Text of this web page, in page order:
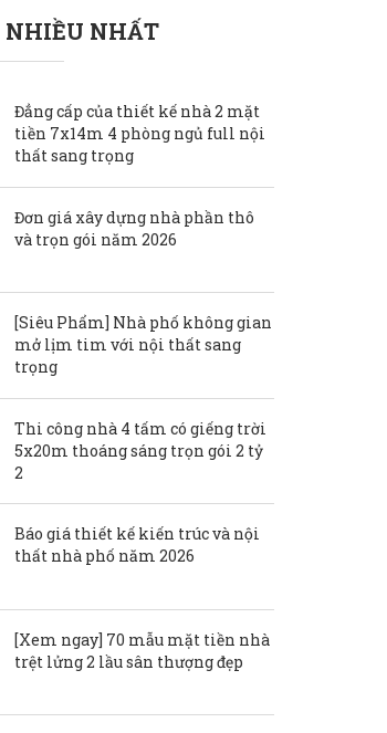
NHẤT
Đẳng cấp của thiết kế nhà 2 mặt
tiền 7x14m 4 phòng ngủ full nội
thất sang trọng
Đơn giá xây dựng nhà phần thô
và trọn gói năm 2026
[Siêu Phẩm] Nhà phố không gian
mở lịm tim với nội thất sang
trọng
Thi công nhà 4 tấm có giếng trời
5x20m thoáng sáng trọn gói 2 tỷ
2
Báo giá thiết kế kiến trúc và nội
thất nhà phố năm 2026
[Xem ngay] 70 mẫu mặt tiền nhà
trệt lửng 2 lầu sân thượng đẹp